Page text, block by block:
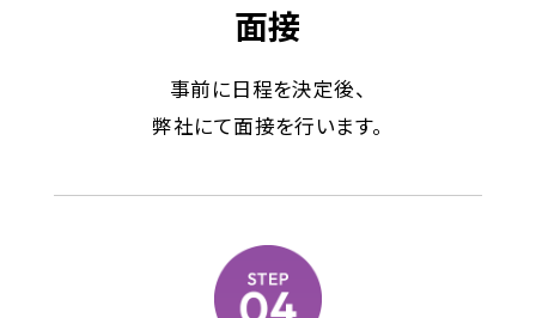
面接
事前に日程を決定後、
弊社にて面接を行います。